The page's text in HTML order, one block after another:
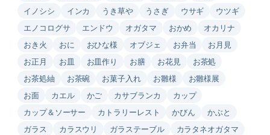
イノシシ
インカ うき草や うさぎ ウサギ
ウツギ
エノコログサ
エンドウ オガタマ おかめ
オカリナ
おき火
おに おひな様 オブジェ お弁当
お月見
お正月
お皿 お皿作り お膳 お花見
お茶処
お茶処紬
お茶碗 お菓子入れ お雛様
お雛様展
お面
カエル かご カサブランカ
カップ
カップ＆ソーサー
カトラリーレスト かびん
かぶと
ガラス
カラスウリ ガラステーブル
カラタネオガタマ